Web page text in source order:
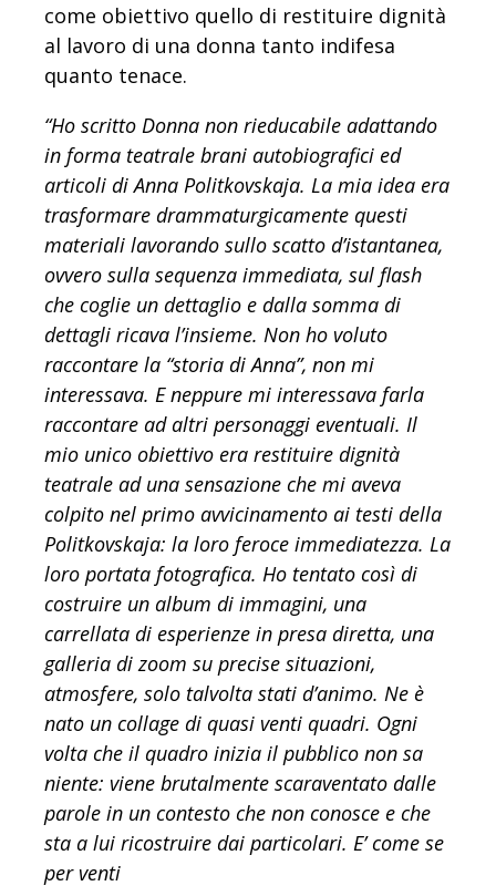
come obiettivo quello di restituire dignità
al lavoro di una donna tanto indifesa
quanto tenace.
“Ho scritto Donna non rieducabile adattando
in forma teatrale brani autobiografici ed
articoli di Anna Politkovskaja. La mia idea era
trasformare drammaturgicamente questi
materiali lavorando sullo scatto d’istantanea,
ovvero sulla sequenza immediata, sul flash
che coglie un dettaglio e dalla somma di
dettagli ricava l’insieme. Non ho voluto
raccontare la “storia di Anna”, non mi
interessava. E neppure mi interessava farla
raccontare ad altri personaggi eventuali. Il
mio unico obiettivo era restituire dignità
teatrale ad una sensazione che mi aveva
colpito nel primo avvicinamento ai testi della
Politkovskaja: la loro feroce immediatezza. La
loro portata fotografica. Ho tentato così di
costruire un album di immagini, una
carrellata di esperienze in presa diretta, una
galleria di zoom su precise situazioni,
atmosfere, solo talvolta stati d’animo. Ne è
nato un collage di quasi venti quadri. Ogni
volta che il quadro inizia il pubblico non sa
niente: viene brutalmente scaraventato dalle
parole in un contesto che non conosce e che
sta a lui ricostruire dai particolari. E’ come se
per venti